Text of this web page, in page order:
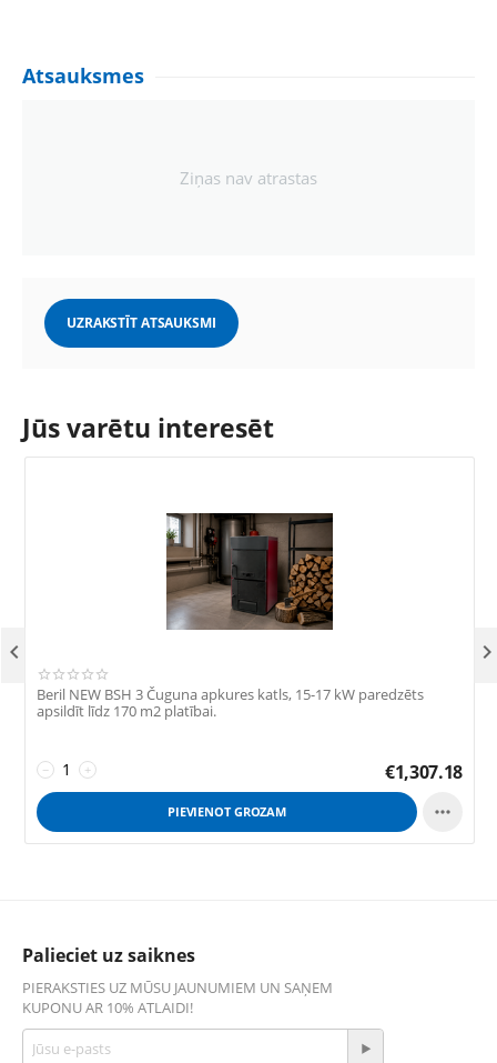
Atsauksmes
Ziņas nav atrastas
UZRAKSTĪT ATSAUKSMI
Jūs varētu interesēt
Beril NEW BSH 3 Čuguna apkures katls, 15-17 kW paredzēts
apsildīt līdz 170 m2 platībai.
+
− €1,307.18
PIEVIENOT GROZAM 

Palieciet uz saiknes
PIERAKSTIES UZ MŪSU JAUNUMIEM UN SAŅEM
KUPONU AR 10% ATLAIDI!